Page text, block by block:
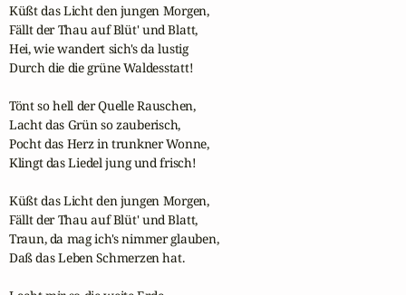
Küßt das Licht den jungen Morgen,
Fällt der Thau auf Blüt' und Blatt,
Hei, wie wandert sich's da lustig
Durch die die grüne Waldesstatt!
Tönt so hell der Quelle Rauschen,
Lacht das Grün so zauberisch,
Pocht das Herz in trunkner Wonne,
Klingt das Liedel jung und frisch!
Küßt das Licht den jungen Morgen,
Fällt der Thau auf Blüt' und Blatt,
Traun, da mag ich's nimmer glauben,
Daß das Leben Schmerzen hat.